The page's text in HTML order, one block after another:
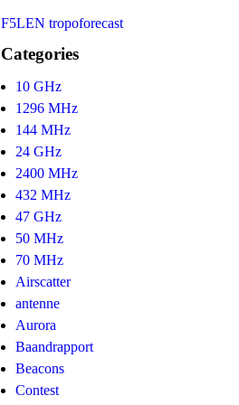
F5LEN tropoforecast
Categories
10 GHz
1296 MHz
144 MHz
24 GHz
2400 MHz
432 MHz
47 GHz
50 MHz
70 MHz
Airscatter
antenne
Aurora
Baandrapport
Beacons
Contest